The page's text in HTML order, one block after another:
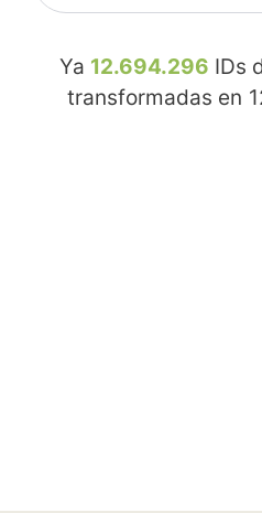
Ya 12.694.296 IDs
transformadas en